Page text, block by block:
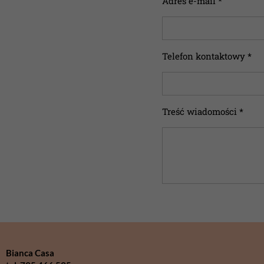
Telefon kontaktowy *
Treść wiadomości *
Bianca Casa